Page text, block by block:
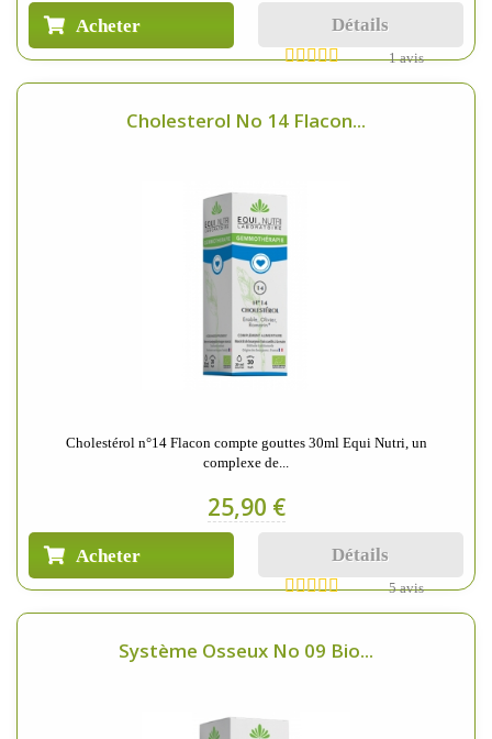
Acheter Détails
1 avis
Cholesterol No 14 Flacon...
Cholestérol n°14 Flacon compte gouttes 30ml Equi Nutri, un
complexe de...
25,90 €
Acheter Détails
5 avis
Système Osseux No 09 Bio...